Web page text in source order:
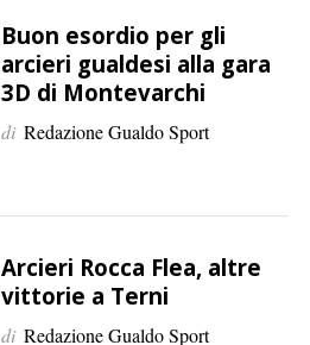
Buon esordio per gli
arcieri gualdesi alla gara
3D di Montevarchi
di Redazione Gualdo Sport
Arcieri Rocca Flea, altre
vittorie a Terni
di Redazione Gualdo Sport